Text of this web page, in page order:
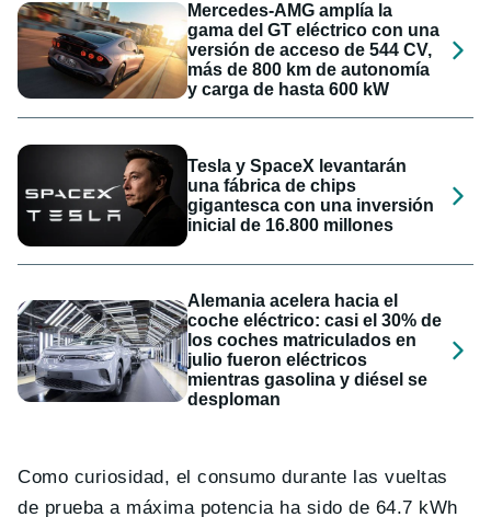
Mercedes-AMG amplía la
gama del GT eléctrico con una
versión de acceso de 544 CV,
más de 800 km de autonomía
y carga de hasta 600 kW
Tesla y SpaceX levantarán
una fábrica de chips
gigantesca con una inversión
inicial de 16.800 millones
Alemania acelera hacia el
coche eléctrico: casi el 30% de
los coches matriculados en
julio fueron eléctricos
mientras gasolina y diésel se
desploman
Como curiosidad, el consumo durante las vueltas
de prueba a máxima potencia ha sido de 64.7 kWh